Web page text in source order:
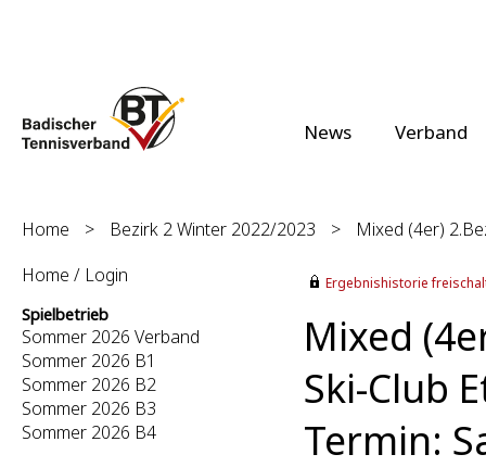
News Verband
Home > Bezirk 2 Winter 2022/2023 >
Mixed (4er)
Home / Login
Spielbetrieb
Sommer 2026 Verband
Sommer 2026 B1
Sommer 2026 B2
Sommer 2026 B3
Sommer 2026 B4
Ergebnishistorie
Mixed
Ski-Club
Termin: